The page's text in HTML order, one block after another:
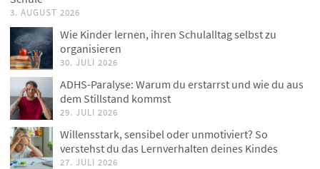
3. AUGUST 2026
Wie Kinder lernen, ihren Schulalltag selbst zu
organisieren
30. JULI 2026
ADHS-Paralyse: Warum du erstarrst und wie du aus
dem Stillstand kommst
29. JULI 2026
Willensstark, sensibel oder unmotiviert? So
verstehst du das Lernverhalten deines Kindes
27. JULI 2026